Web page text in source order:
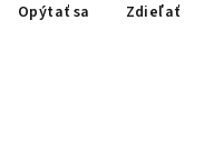
Opýtať sa Zdieľať